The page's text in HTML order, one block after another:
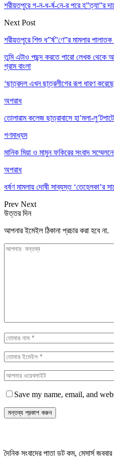
শরীয়তপুরে গ-ন-ধ-র্ষ-নে-র পরে হ”ত্যা”র
Next Post
শরীয়তপুরে শিশু ধ”র্ষ”ণে”র মামলার
তুমি এটাও পছন্দ করতে পারো লেখক থেকে
গ্রাম বাংলা
‘ছাত্রদল এখন ছাত্রলীগের রূপ ধারণ
অপরাধ
তোলারাম কলেজ ছাত্রাবাসে হা’মলা-
গণমাধ্যম
মানিক মিয়া ও মামুন ফকিরের সংবাদ
অপরাধ
ধর্ষণ মামলায় দোষী সাব্যস্ত ‘তেহেলকা’র
Prev Next
উত্তর দিন
আপনার ইমেইল ঠিকানা প্রচার করা হবে না.
Save my name, email, and
দৈনিক সংবাদের পাতা ডট কম, মেসার্স